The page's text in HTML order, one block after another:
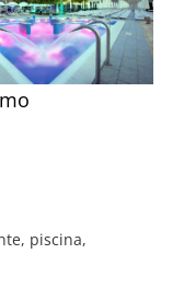
piscina,